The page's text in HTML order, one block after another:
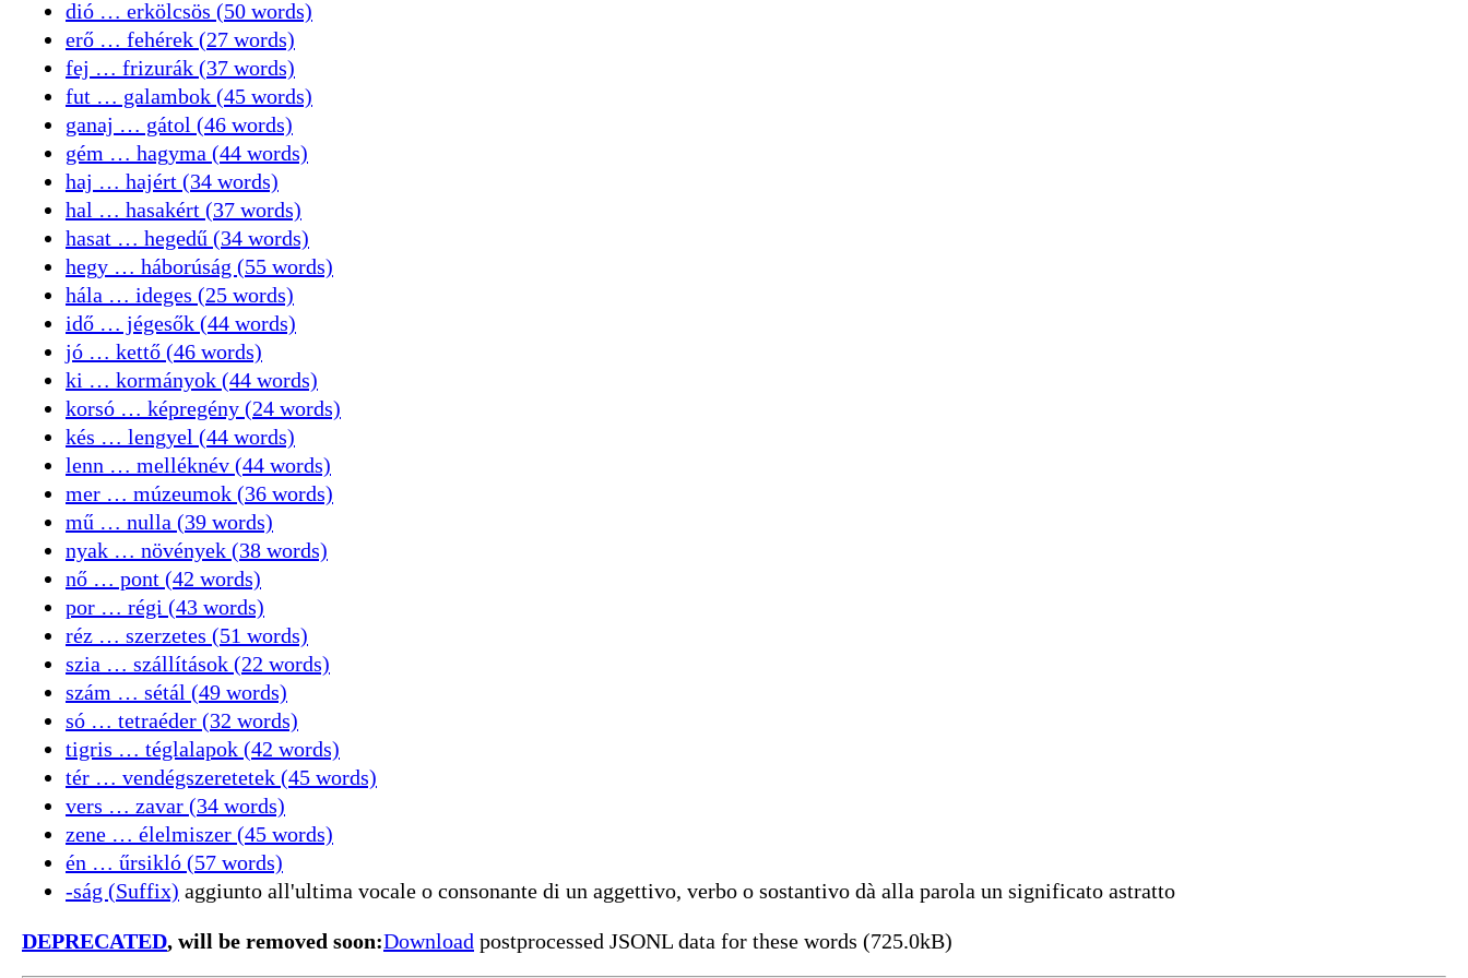
dió … erkölcsös (50 words)
erő … fehérek (27 words)
fej … frizurák (37 words)
fut … galambok (45 words)
ganaj … gátol (46 words)
gém … hagyma (44 words)
haj … hajért (34 words)
hal … hasakért (37 words)
hasat … hegedű (34 words)
hegy … háborúság (55 words)
hála … ideges (25 words)
idő … jégesők (44 words)
jó … kettő (46 words)
ki … kormányok (44 words)
korsó … képregény (24 words)
kés … lengyel (44 words)
lenn … melléknév (44 words)
mer … múzeumok (36 words)
mű … nulla (39 words)
nyak … növények (38 words)
nő … pont (42 words)
por … régi (43 words)
réz … szerzetes (51 words)
szia … szállítások (22 words)
szám … sétál (49 words)
só … tetraéder (32 words)
tigris … téglalapok (42 words)
tér … vendégszeretetek (45 words)
vers … zavar (34 words)
zene … élelmiszer (45 words)
én … űrsikló (57 words)
-ság (Suffix) aggiunto all'ultima vocale o consonante di un aggettivo, verbo o sostantivo dà alla parola un significato astratto
DEPRECATED, will be removed soon:Download postprocessed JSONL data for these words (725.0kB)